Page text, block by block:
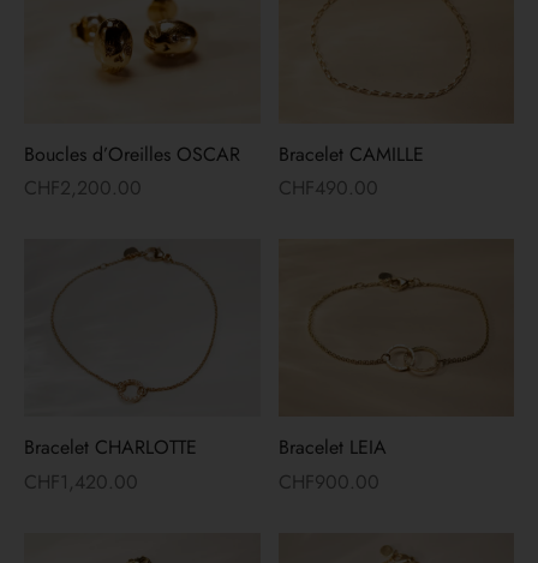
Boucles d’Oreilles OSCAR
CHF2,200.00
Bracelet CAMILLE
CHF490.00
Bracelet CHARLOTTE
CHF1,420.00
Bracelet LEIA
CHF900.00